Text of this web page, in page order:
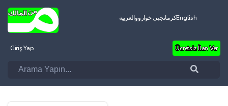
العربيةکرمانجیی خوارووEnglish
Giriş Yap Ücretsiz İlan Ver